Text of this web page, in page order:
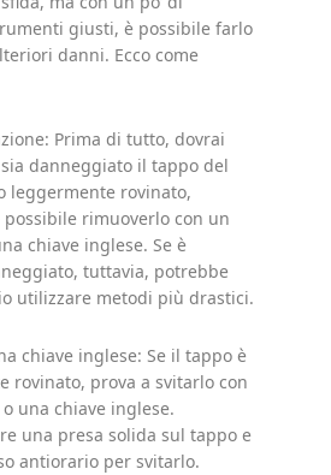
giusti, è possibile farlo
danni. Ecco come
Prima di tutto, dovrai
danneggiato il tappo del
leggermente rovinato,
rimuoverlo con un
chiave inglese. Se è
tuttavia, potrebbe
utilizzare metodi più drastici.
chiave inglese: Se il tappo è
rovinato, prova a svitarlo con
una chiave inglese.
una presa solida sul tappo e
antiorario per svitarlo.